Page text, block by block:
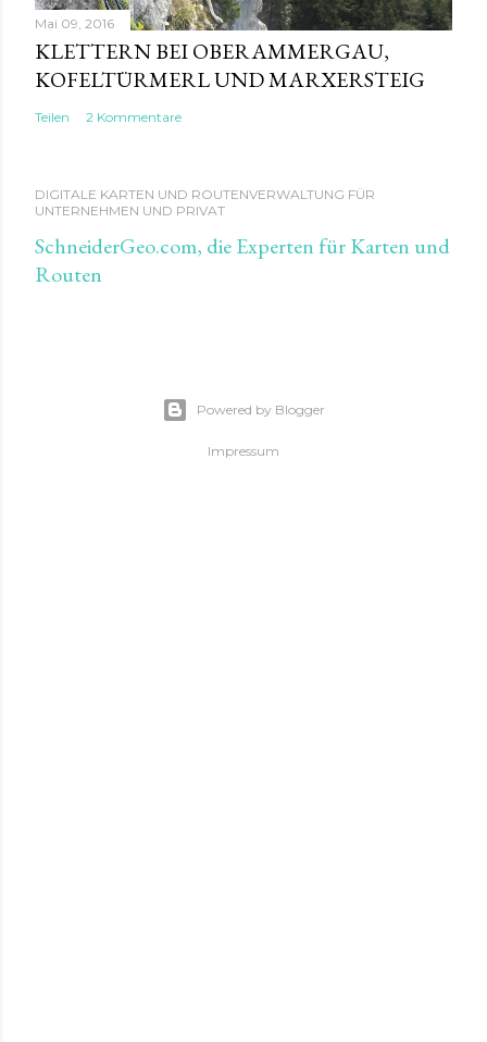
Mai 09, 2016
KLETTERN BEI OBERAMMERGAU,
KOFELTÜRMERL UND MARXERSTEIG
Teilen 2 Kommentare
DIGITALE KARTEN UND ROUTENVERWALTUNG FÜR
UNTERNEHMEN UND PRIVAT
SchneiderGeo.com, die Experten für Karten und
Routen
Powered by Blogger
Impressum